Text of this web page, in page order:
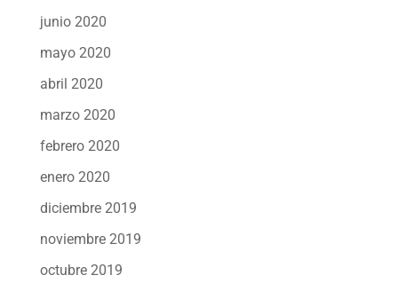
junio 2020
mayo 2020
abril 2020
marzo 2020
febrero 2020
enero 2020
diciembre 2019
noviembre 2019
octubre 2019